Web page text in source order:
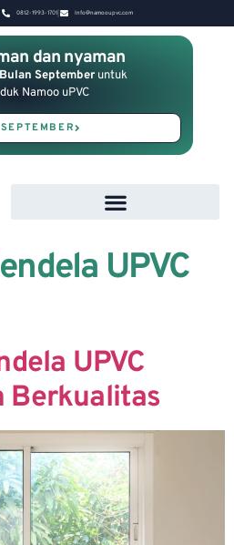
0812-1993-1701 Info@namooupvc.com
dan nyaman
Bulan September untuk
Namoo uPVC
UPVC
UPVC
Berkualitas